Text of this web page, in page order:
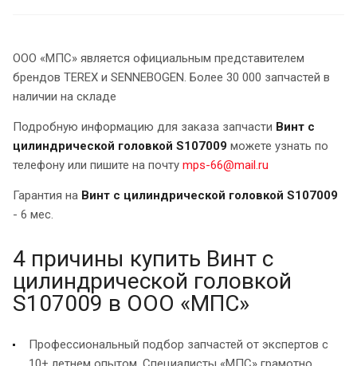
ООО «МПС» является официальным представителем
брендов TEREX и SENNEBOGEN. Более 30 000 запчастей в
наличии на складе
Подробную информацию для заказа запчасти Винт с
цилиндрической головкой S107009 можете узнать по
телефону или пишите на почту mps-66@mail.ru
Гарантия на Винт с цилиндрической головкой S107009
- 6 мес.
4 причины купить Винт с
цилиндрической головкой
S107009 в ООО «МПС»
Профессиональный подбор запчастей от экспертов с